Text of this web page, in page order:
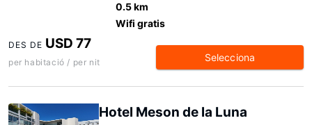
0.5 km
Wifi gratis
DES DE USD 77
per habitació / per nit Selecciona
Hotel Meson de la Luna